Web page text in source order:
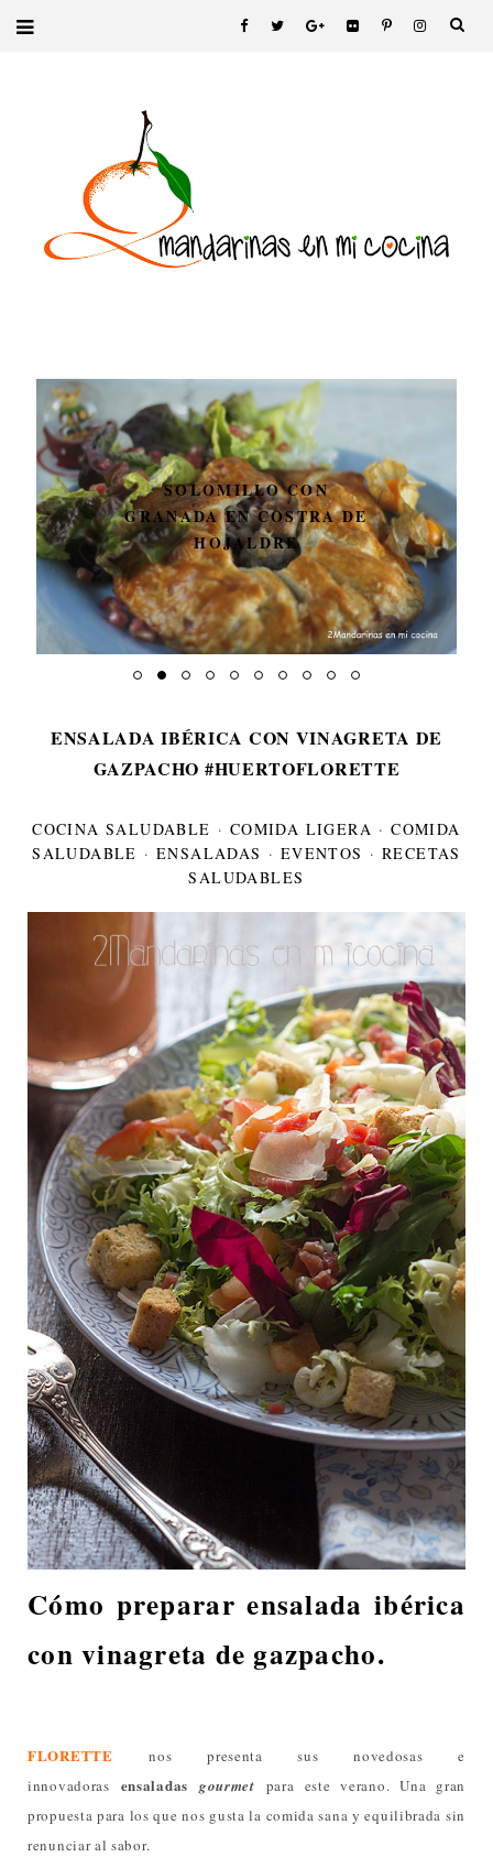
SOLOMILLO CON
GRANADA EN COSTRA DE
HOJALDRE
ENSALADA IBÉRICA CON VINAGRETA DE
GAZPACHO #HUERTOFLORETTE
COCINA SALUDABLE · COMIDA LIGERA ·COMIDA
SALUDABLE ·ENSALADAS · EVENTOS · RECETAS
SALUDABLES
Cómo preparar ensalada ibérica
con vinagreta de gazpacho.
FLORETTE nos presenta sus novedosas e
innovadoras ensaladas gourmet
para este verano. Una gran
propuesta para los que nos gusta la comida sana y equilibrada sin
renunciar al sabor.